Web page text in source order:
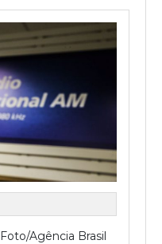
Foto/Agência Brasil